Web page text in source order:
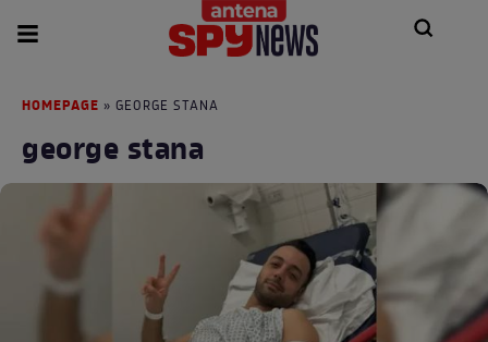
HOMEPAGE » GEORGE STANA
george stana